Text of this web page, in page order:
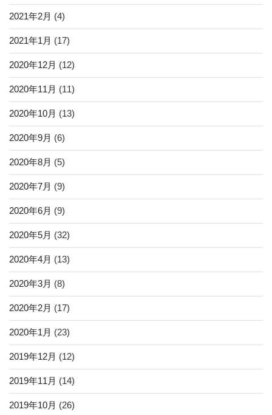
2021年2月 (4)
2021年1月 (17)
2020年12月 (12)
2020年11月 (11)
2020年10月 (13)
2020年9月 (6)
2020年8月 (5)
2020年7月 (9)
2020年6月 (9)
2020年5月 (32)
2020年4月 (13)
2020年3月 (8)
2020年2月 (17)
2020年1月 (23)
2019年12月 (12)
2019年11月 (14)
2019年10月 (26)